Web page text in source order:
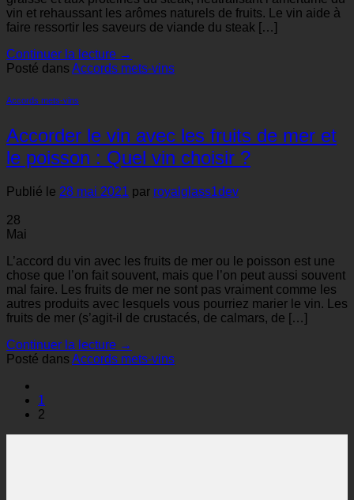
vin et rehaussant les arômes naturels de fruits. Le vin aide à
faire ressortir les saveurs de viande du steak […]
Continuer la lecture →
Posté dans Accords mets-vins
Accords mets-vins
Accorder le vin avec les fruits de mer et
le poisson : Quel vin choisir ?
Publié le 28 mai 2021 par royalglass1dev
28
Mai
L’accord du vin avec les fruits de mer ou le poisson est une
chose que l’on fait souvent, mais que l’on peut aussi souvent
mal faire. Les fruits de mer ne sont pas vraiment comme les
autres produits avec lesquels vous pourriez marier le vin. Les
fruits de mer (s’agit-il de crustacés, de calmars, de […]
Continuer la lecture →
Posté dans Accords mets-vins
1
2